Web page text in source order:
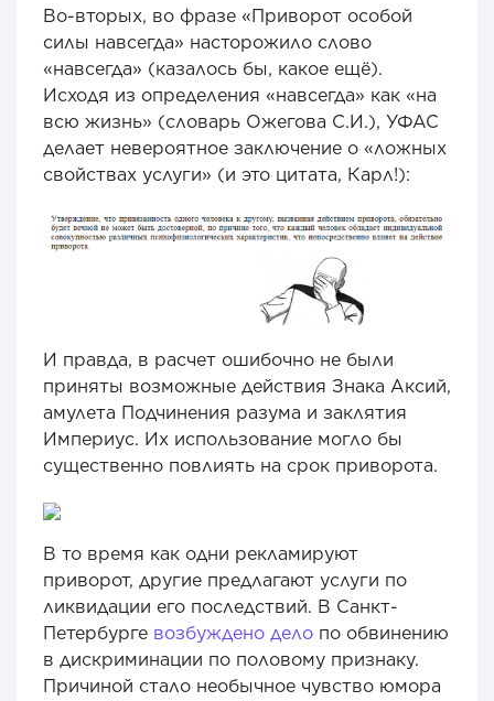
Во-вторых, во фразе «Приворот особой
силы навсегда» насторожило слово
«навсегда» (казалось бы, какое ещё).
Исходя из определения «навсегда» как «на
всю жизнь» (словарь Ожегова С.И.), УФАС
делает невероятное заключение о «ложных
свойствах услуги» (и это цитата, Карл!):
И правда, в расчет ошибочно не были
приняты возможные действия Знака Аксий,
амулета Подчинения разума и заклятия
Империус. Их использование могло бы
существенно повлиять на срок приворота.
В то время как одни рекламируют
приворот, другие предлагают услуги по
ликвидации его последствий. В Санкт-
Петербурге возбуждено дело по обвинению
в дискриминации по половому признаку.
Причиной стало необычное чувство юмора